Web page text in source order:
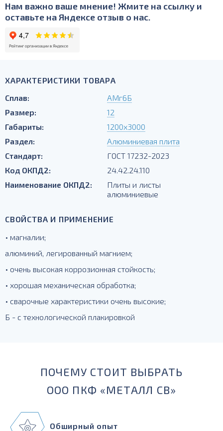
Нам важно ваше мнение! Жмите на ссылку и
оставьте на Яндексе отзыв о нас.
ХАРАКТЕРИСТИКИ ТОВАРА
Сплав:
АМг6Б
Размер:
12
Габариты:
1200х3000
Раздел:
Алюминиевая плита
Стандарт:
ГОСТ 17232-2023
Код ОКПД2:
24.42.24.110
Наименование ОКПД2:
Плиты и листы
алюминиевые
СВОЙСТВА И ПРИМЕНЕНИЕ
• магналии;
алюминий, легированный магнием;
• очень высокая коррозионная стойкость;
• хорошая механическая обработка;
• сварочные характеристики очень высокие;
Б - с технологической плакировкой
ПОЧЕМУ СТОИТ ВЫБРАТЬ
ООО ПКФ «МЕТАЛЛ СВ»
Обширный опыт